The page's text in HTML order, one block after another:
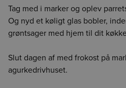
Tag med i marker og oplev
Og nyd et køligt glas bobler,
grøntsager med hjem til dit
Slut dagen af med frokost på
agurkedrivhuset.
Din session er udløbet. Log ind
Værdien angiver, hvor mange
Det er ikke længere muligt at
enheden null. Genindlæs siden
For at vise indholdet på siden skal du
Forrige